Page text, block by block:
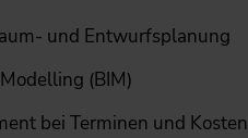
und Entwurfsplanung
(BIM)
bei Terminen und Kosten